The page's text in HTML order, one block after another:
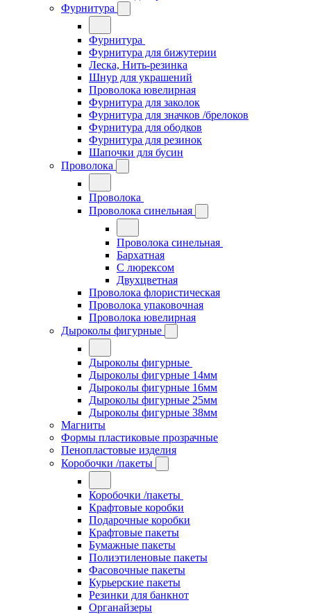
Фурнитура
Фурнитура
Фурнитура для бижутерии
Леска, Нить-резинка
Шнур для украшений
Проволока ювелирная
Фурнитура для заколок
Фурнитура для значков /брелоков
Фурнитура для ободков
Фурнитура для резинок
Шапочки для бусин
Проволока
Проволока
Проволока синельная
Проволока синельная
Бархатная
С люрексом
Двухцветная
Проволока флористическая
Проволока упаковочная
Проволока ювелирная
Дыроколы фигурные
Дыроколы фигурные
Дыроколы фигурные 14мм
Дыроколы фигурные 16мм
Дыроколы фигурные 25мм
Дыроколы фигурные 38мм
Магниты
Формы пластиковые прозрачные
Пенопластовые изделия
Коробочки /пакеты
Коробочки /пакеты
Крафтовые коробки
Подарочные коробки
Крафтовые пакеты
Бумажные пакеты
Полиэтиленовые пакеты
Фасовочные пакеты
Курьерские пакеты
Резинки для банкнот
Органайзеры